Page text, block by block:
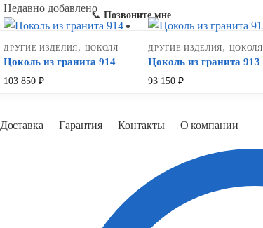
📞Позвоните мне
Доставка Гарантия Контакты О компании
Недавно добавлено
ДРУГИЕ ИЗДЕЛИЯ, ЦОКОЛЯ
Цоколь из гранита 914
103 850₽
ДРУГИЕ ИЗДЕЛИЯ, ЦОКОЛЯ
Цоколь из гранита 913
93 150₽